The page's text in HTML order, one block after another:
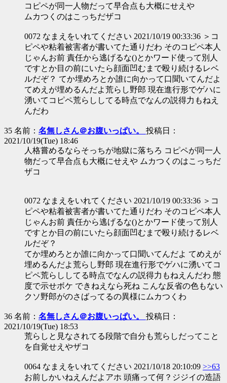
コピペが同一人物だって早合点も大概にせえや
ムカつくのはこっちだザコ
0072 なまえをいれてください 2021/10/19 00:33:36 ＞コ
ピペや粘着被害者が書いてた通りだわ そのコピペ本人
じゃんお前 責任から逃げるな()とかワード使って別人
ですとか目の前にいたら顔面凹むまで殴り続けるレベ
ルだぞ？ てか埋めろとか誰に向かって口聞いてんだよ
てめえが埋めるんだよ荒らし野郎 現在進行形でゲハに
湧いてコピペ荒らししてる時点でなんの説得力もねえ
んだわ
35 名前： 名無しさん＠お腹いっぱい。 投稿日：
2021/10/19(Tue) 18:46
人格嘗めるならそっちが地獄に落ちろ コピペが同一人
物だって早合点も大概にせえや ムカつくのはこっちだ
ザコ
0072 なまえをいれてください 2021/10/19 00:33:36 ＞コ
ピペや粘着被害者が書いてた通りだわ そのコピペ本人
じゃんお前 責任から逃げるな()とかワード使って別人
ですとか目の前にいたら顔面凹むまで殴り続けるレベ
ルだぞ？
てか埋めろとか誰に向かって口聞いてんだよ てめえが
埋めるんだよ荒らし野郎 現在進行形でゲハに湧いてコ
ピペ荒らししてる時点でなんの説得力もねえんだわ 態
度で示せボケ できねえなら死ね こんな反省の色もない
クソ野郎がのさばってるの異様にムカつくわ
36 名前： 名無しさん＠お腹いっぱい。 投稿日：
2021/10/19(Tue) 18:53
荒らしと見なされてる段階で自分も荒らしだってこと
を自覚せえやザコ
0064 なまえをいれてください 2021/10/18 20:10:09 >>63
お前しかいねえんだよアホ 頭痛って何？ジジイの造語